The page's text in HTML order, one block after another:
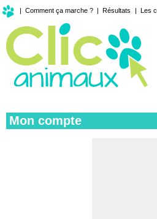
| Comment ça marche ? | Résultats | Les
Mon compte